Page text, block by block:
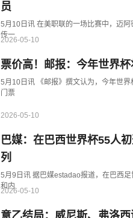
员
5月10日讯 在美职联的一场比赛中，迈
传一
2026-05-10
票价高！邮报：今年世界
5月10日讯 《邮报》撰文认为，今年世
门票
2026-05-10
巴媒：在巴西世界杯55人
列
5月9日讯 据巴媒estadao报道，在巴西
和内
2026-05-10
意乙结局：威尼斯、弗洛